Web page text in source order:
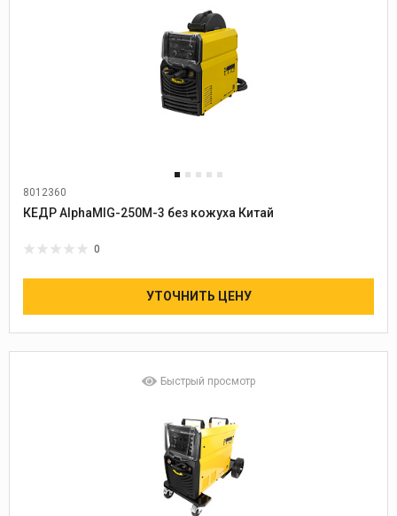
8012360
Диаметр проволоки: 0,8-1,2 КЕДР AlphaMIG-250M-3 без кожуха Китай
0
УТОЧНИТЬ ЦЕНУ
Быстрый просмотр